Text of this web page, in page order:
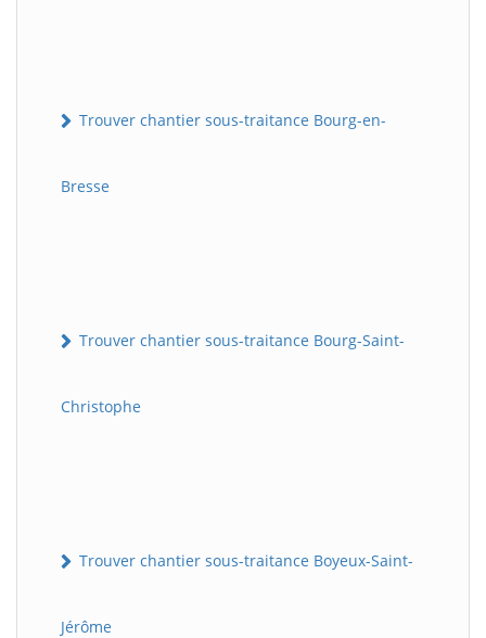
Trouver chantier sous-traitance Bourg-en-
Bresse
Trouver chantier sous-traitance Bourg-Saint-
Christophe
Trouver chantier sous-traitance Boyeux-Saint-
Jérôme